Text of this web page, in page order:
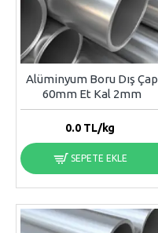
Alüminyum Boru Dış Çap
60mm Et Kal 2mm
0.0TL/kg
SEPETE EKLE